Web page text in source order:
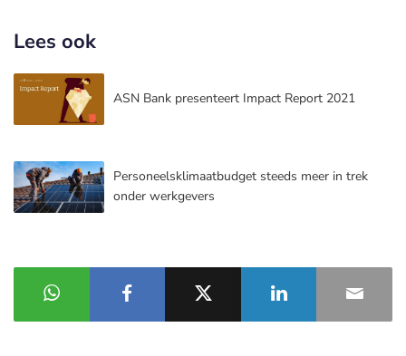
Lees ook
ASN Bank presenteert Impact Report 2021
Personeelsklimaatbudget steeds meer in trek
onder werkgevers